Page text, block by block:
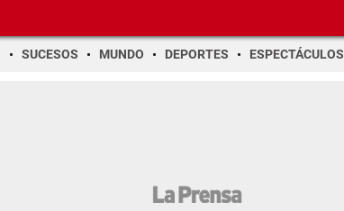
SUCESOS MUNDO DEPORTES ESPECTÁCULOS